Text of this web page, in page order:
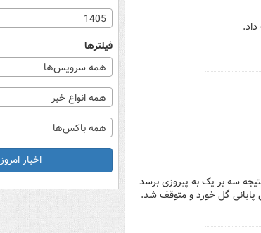
سه بر یک به پیروزی برسد
پایانی گل خورد و متوقف شد.
1405
فیلترها
همه سرویس‌ها
همه انواع خبر
همه باکس‌ها
اخبار امروز